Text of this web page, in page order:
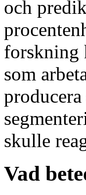
och
forskning
som
skulle
Vad